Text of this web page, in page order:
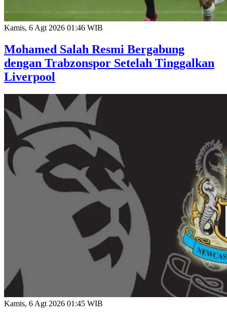
Kamis, 6 Agt 2026 01:46 WIB
Mohamed Salah Resmi Bergabung
dengan Trabzonspor Setelah Tinggalkan
Liverpool
Kamis, 6 Agt 2026 01:45 WIB